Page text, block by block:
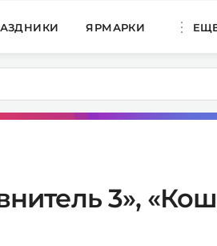
ЯРМАРКИ
3»,